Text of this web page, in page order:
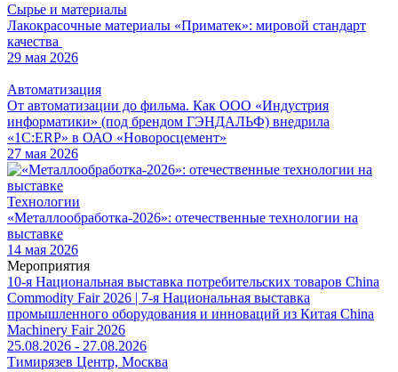
Сырье и материалы
Лакокрасочные материалы «Приматек»: мировой стандарт
качества
29 мая 2026
Автоматизация
От автоматизации до фильма. Как ООО «Индустрия
информатики» (под брендом ГЭНДАЛЬФ) внедрила
«1С:ERP» в ОАО «Новоросцемент»
27 мая 2026
Технологии
«Металлообработка-2026»: отечественные технологии на
выставке
14 мая 2026
Мероприятия
10-я Национальная выставка потребительских товаров China
Commodity Fair 2026 | 7-я Национальная выставка
промышленного оборудования и инноваций из Китая China
Machinery Fair 2026
25.08.2026 - 27.08.2026
Тимирязев Центр, Москва